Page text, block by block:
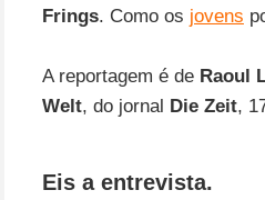
Frings. Como os jovens
A reportagem é de Raoul
Welt, do jornal Die Zeit,
Eis a entrevista.